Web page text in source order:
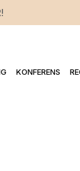
KONFERENS